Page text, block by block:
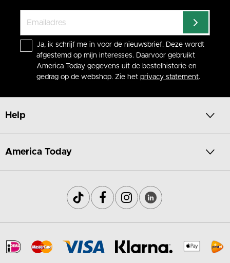
Ja, ik schrijf me in voor de nieuwsbrief. Deze wordt
afgestemd op mijn interesses. Daarvoor gebruikt
America Today gegevens uit de bestelhistorie en
gedrag op de webshop. Zie het privacy statement.
Help
America Today